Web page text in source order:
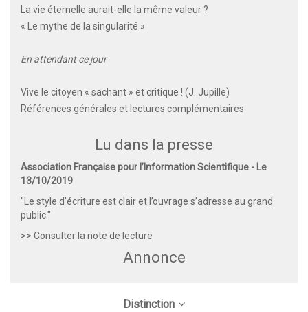
La vie éternelle aurait-elle la même valeur ?
« Le mythe de la singularité »
En attendant ce jour
Vive le citoyen « sachant » et critique ! (J. Jupille)
Références générales et lectures complémentaires
Lu dans la presse
Association Française pour l’Information Scientifique - Le
13/10/2019
"Le style d’écriture est clair et l’ouvrage s’adresse au grand
public."
>> Consulter la note de lecture
Annonce
Distinction